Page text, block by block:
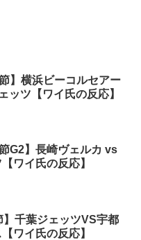
】横浜ビーコルセアー
ッツ【ワイ氏の反応】
G2】長崎ヴェルカ vs
ワイ氏の反応】
】千葉ジェッツVS宇都
ワイ氏の反応】